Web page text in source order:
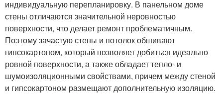
индивидуальную перепланировку. В панельном доме
стены отличаются значительной неровностью
поверхности, что делает ремонт проблематичным.
Поэтому зачастую стены и потолок обшивают
гипсокартоном, который позволяет добиться идеально
ровной поверхности, а также обладает тепло- и
шумоизоляционными свойствами, причем между стеной
и гипсокартоном размещают дополнительную изоляцию.